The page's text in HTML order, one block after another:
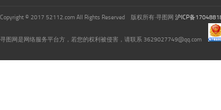
Copyright © 2017 52112.com All Rights Reserved 版权所有·寻图网 沪ICP备
寻图网是网络服务平台方，若您的权利被侵害，请联系 3629027749@qq.com